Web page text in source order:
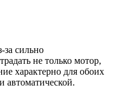
за сильно
не только мотор,
характерно для обоих
автоматической.